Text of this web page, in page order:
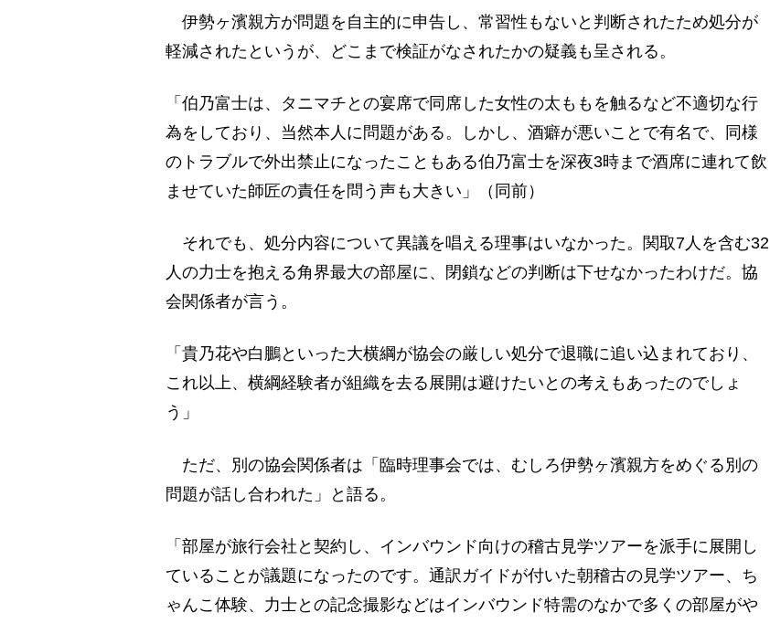
伊勢ヶ濱親方が問題を自主的に申告し、常習性もないと判断されたため処分が
軽減されたというが、どこまで検証がなされたかの疑義も呈される。
「伯乃富士は、タニマチとの宴席で同席した女性の太ももを触るなど不適切な行
為をしており、当然本人に問題がある。しかし、酒癖が悪いことで有名で、同様
のトラブルで外出禁止になったこともある伯乃富士を深夜3時まで酒席に連れて飲
ませていた師匠の責任を問う声も大きい」（同前）
それでも、処分内容について異議を唱える理事はいなかった。関取7人を含む32
人の力士を抱える角界最大の部屋に、閉鎖などの判断は下せなかったわけだ。協
会関係者が言う。
「貴乃花や白鵬といった大横綱が協会の厳しい処分で退職に追い込まれており、
これ以上、横綱経験者が組織を去る展開は避けたいとの考えもあったのでしょ
う」
ただ、別の協会関係者は「臨時理事会では、むしろ伊勢ヶ濱親方をめぐる別の
問題が話し合われた」と語る。
「部屋が旅行会社と契約し、インバウンド向けの稽古見学ツアーを派手に展開し
ていることが議題になったのです。通訳ガイドが付いた朝稽古の見学ツアー、ち
ゃんこ体験、力士との記念撮影などはインバウンド特需のなかで多くの部屋がや